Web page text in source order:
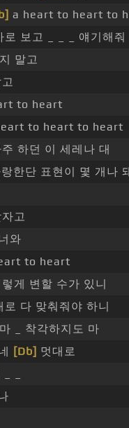
a heart to heart to
로 보고 _ _ _ 얘기해줘
말고
to heart
to heart to heart
하던 이 세레나 대
한단 표현이 몇 개나
고
와
to heart
게 변할 수가 있니
로 다 맞춰줘야 하니
_ 착각하지도 마
[Db] 멋대로
_